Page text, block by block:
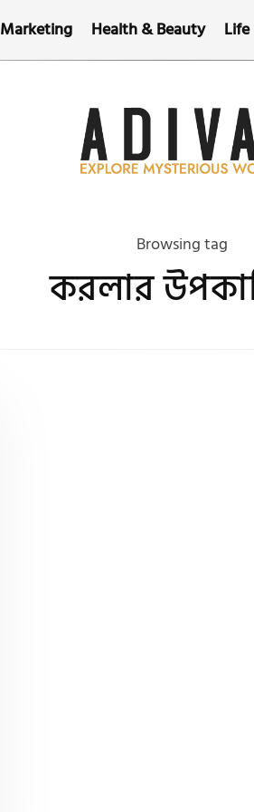
Marketing Health & Beauty Life
Browsing tag
করলার